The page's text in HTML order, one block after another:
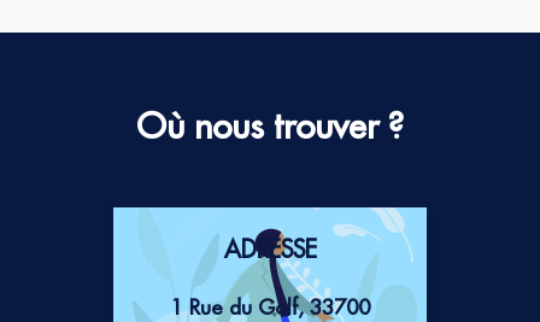
Où nous trouver ?
ADRESSE
1 Rue du Golf, 33700